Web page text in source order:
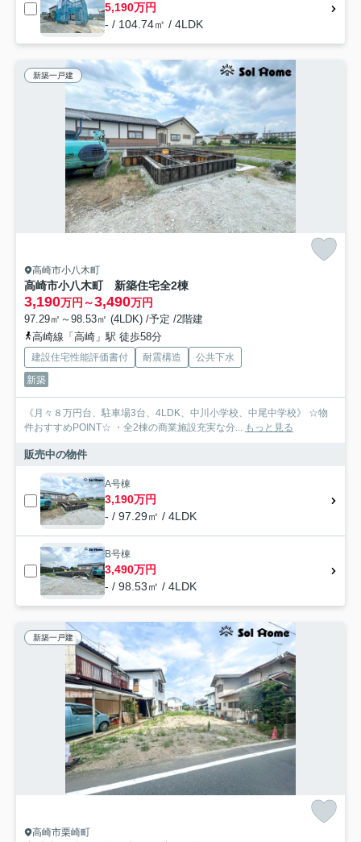
5,190万円
- / 104.74㎡ / 4LDK
新築一戸建
高崎市小八木町
高崎市小八木町 新築住宅全2棟
3,190万円～3,490万円
97.29㎡～98.53㎡ (4LDK) /予定 /2階建
高崎線「高崎」駅 徒歩58分
建設住宅性能評価書付 耐震構造
公共下水
新築
《月々８万円台、駐車場3台、4LDK、中川小学校、中尾中学校》 ☆物
件おすすめPOINT☆ ・全2棟の商業施設充実な分... もっと見る
販売中の物件
A号棟
3,190万円
- / 97.29㎡ / 4LDK
B号棟
3,490万円
- / 98.53㎡ / 4LDK
新築一戸建
高崎市栗崎町